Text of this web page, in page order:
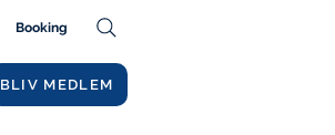
Booking
BLIV MEDLEM